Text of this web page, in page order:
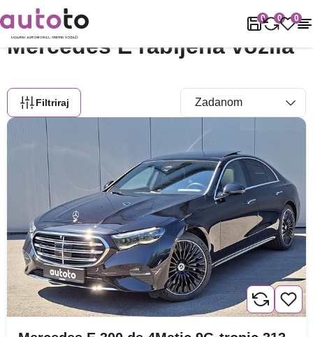
0 0 0
Naslovnica Rabljena vozila
Mercedes E rabljena vozila
Filtriraj